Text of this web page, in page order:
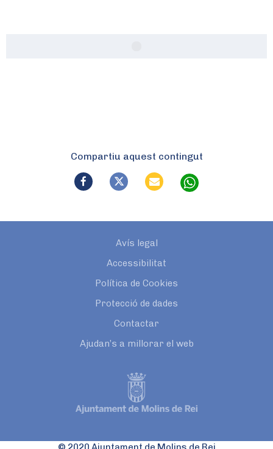
Compartiu aquest contingut
Avís legal
Accessibilitat
Política de Cookies
Protecció de dades
Contactar
Ajudan’s a millorar el web